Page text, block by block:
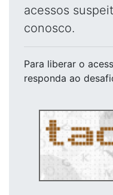
acessos
conosco.
Para liberar o
responda ao